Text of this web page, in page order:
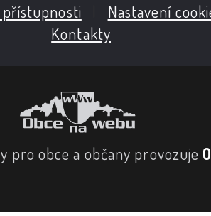
Nastavení
Kontakty
pro obce a občany provozuje